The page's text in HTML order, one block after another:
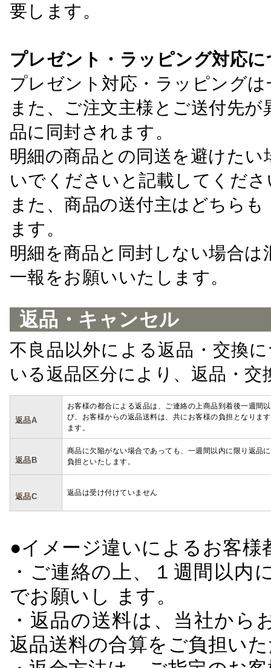
要します。
プレゼント・ラッピング対応
プレゼント対応・ラッピング
また、ご注文主様とご送付先
品に同封されます。
明細の商品との同送を避けた
いでくださいと記載してくださ
また、商品の送付主はどちら
ます。
明細を商品と同封しない場合
一報をお願いいたします。
返品・キャンセル
不良品以外による返品・交換
いる返品区分により、返品・
返品A
お客様の都合による返品は、ご連絡の上商品到着後一週間
び、お客様からの返品送料は、共にお客様の負担となりま
ます。
返品B
商品に欠陥がない場合であっても、一週間以内に限り返品
負担といたします。
返品C 返品は受け付けていません
●イメージ違いによるお客
・ご連絡の上、１週間以
でお願いし ます。
・返品の送料は、当社か
返品送料の合算をご負担い